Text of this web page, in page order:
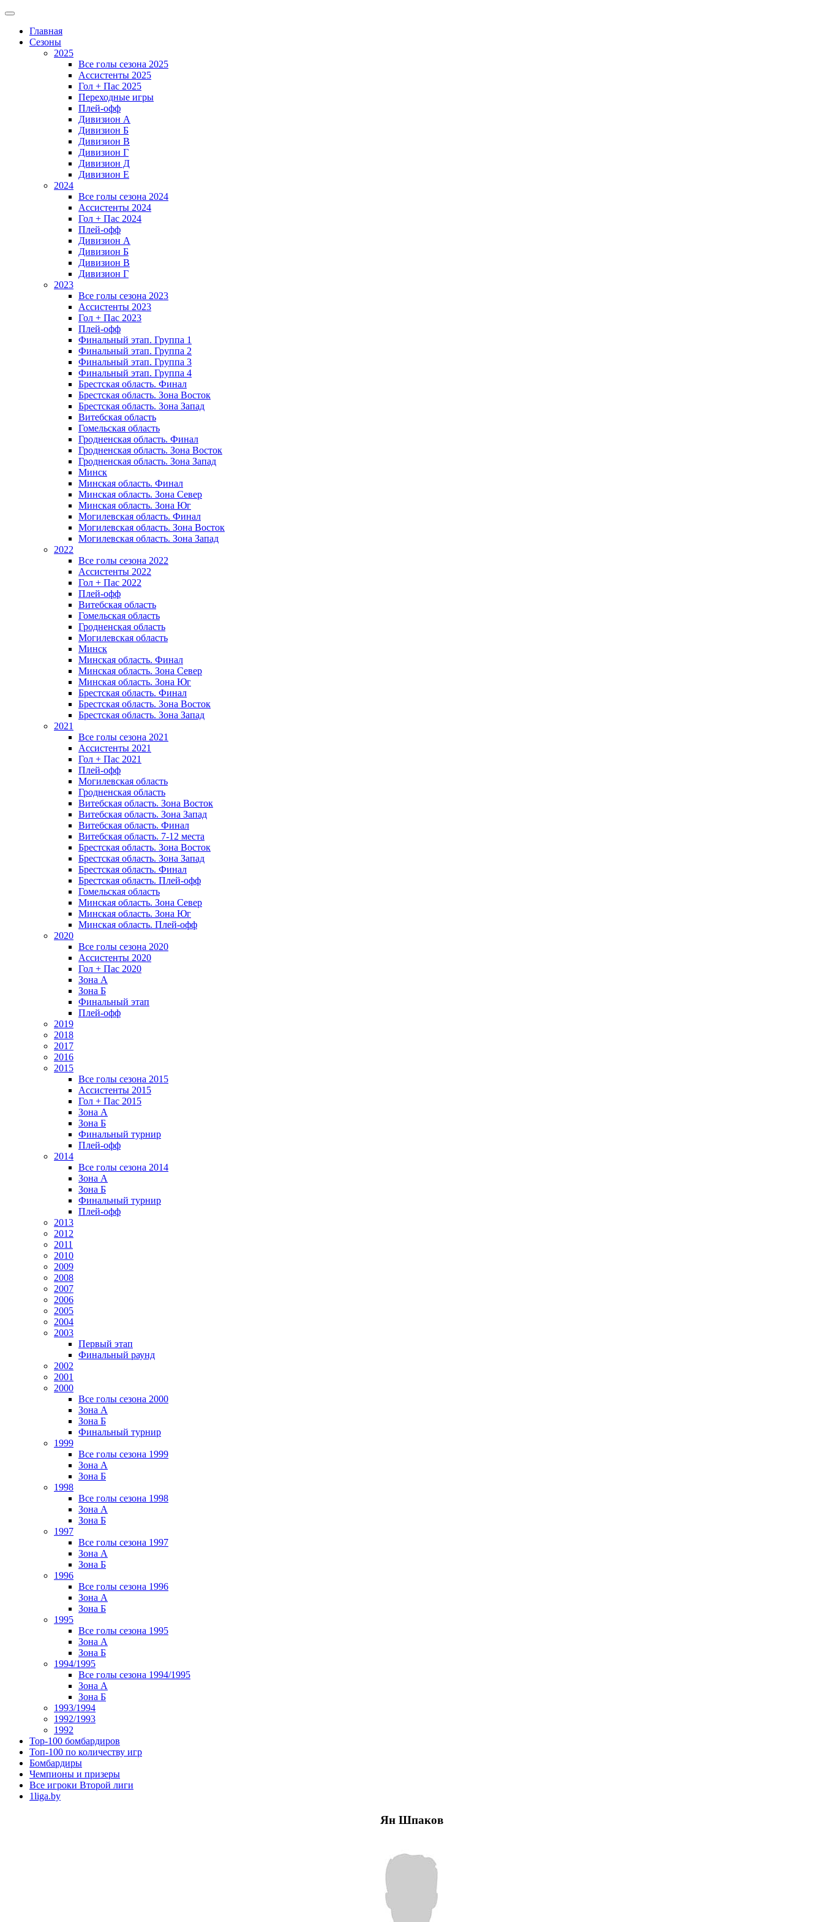
Главная
Сезоны
2025
Все голы сезона 2025
Ассистенты 2025
Гол + Пас 2025
Переходные игры
Плей-офф
Дивизион A
Дивизион Б
Дивизион В
Дивизион Г
Дивизион Д
Дивизион Е
2024
Все голы сезона 2024
Ассистенты 2024
Гол + Пас 2024
Плей-офф
Дивизион A
Дивизион Б
Дивизион В
Дивизион Г
2023
Все голы сезона 2023
Ассистенты 2023
Гол + Пас 2023
Плей-офф
Финальный этап. Группа 1
Финальный этап. Группа 2
Финальный этап. Группа 3
Финальный этап. Группа 4
Брестская область. Финал
Брестская область. Зона Восток
Брестская область. Зона Запад
Витебская область
Гомельская область
Гродненская область. Финал
Гродненская область. Зона Восток
Гродненская область. Зона Запад
Минск
Минская область. Финал
Минская область. Зона Север
Минская область. Зона Юг
Могилевская область. Финал
Могилевская область. Зона Восток
Могилевская область. Зона Запад
2022
Все голы сезона 2022
Ассистенты 2022
Гол + Пас 2022
Плей-офф
Витебская область
Гомельская область
Гродненская область
Могилевская область
Минск
Mинская область. Финал
Минская область. Зона Север
Минская область. Зона Юг
Брестская область. Финал
Брестская область. Зона Восток
Брестская область. Зона Запад
2021
Все голы сезона 2021
Ассистенты 2021
Гол + Пас 2021
Плей-офф
Могилевская область
Гродненская область
Витебская область. Зона Восток
Витебская область. Зона Запад
Витебская область. Финал
Витебская область. 7-12 места
Брестская область. Зона Восток
Брестская область. Зона Запад
Брестская область. Финал
Брестская область. Плей-офф
Гомельская область
Минская область. Зона Север
Минская область. Зона Юг
Минская область. Плей-офф
2020
Все голы сезона 2020
Ассистенты 2020
Гол + Пас 2020
Зона А
Зона Б
Финальный этап
Плей-офф
2019
2018
2017
2016
2015
Все голы сезона 2015
Ассистенты 2015
Гол + Пас 2015
Зона А
Зона Б
Финальный турнир
Плей-офф
2014
Все голы сезона 2014
Зона А
Зона Б
Финальный турнир
Плей-офф
2013
2012
2011
2010
2009
2008
2007
2006
2005
2004
2003
Первый этап
Финальный раунд
2002
2001
2000
Все голы сезона 2000
Зона А
Зона Б
Финальный турнир
1999
Все голы сезона 1999
Зона А
Зона Б
1998
Все голы сезона 1998
Зона А
Зона Б
1997
Все голы сезона 1997
Зона А
Зона Б
1996
Все голы сезона 1996
Зона А
Зона Б
1995
Все голы сезона 1995
Зона А
Зона Б
1994/1995
Все голы сезона 1994/1995
Зона А
Зона Б
1993/1994
1992/1993
1992
Top-100 бомбардиров
Топ-100 по количеству игр
Бомбардиры
Чемпионы и призеры
Все игроки Второй лиги
1liga.by
Ян Шпаков